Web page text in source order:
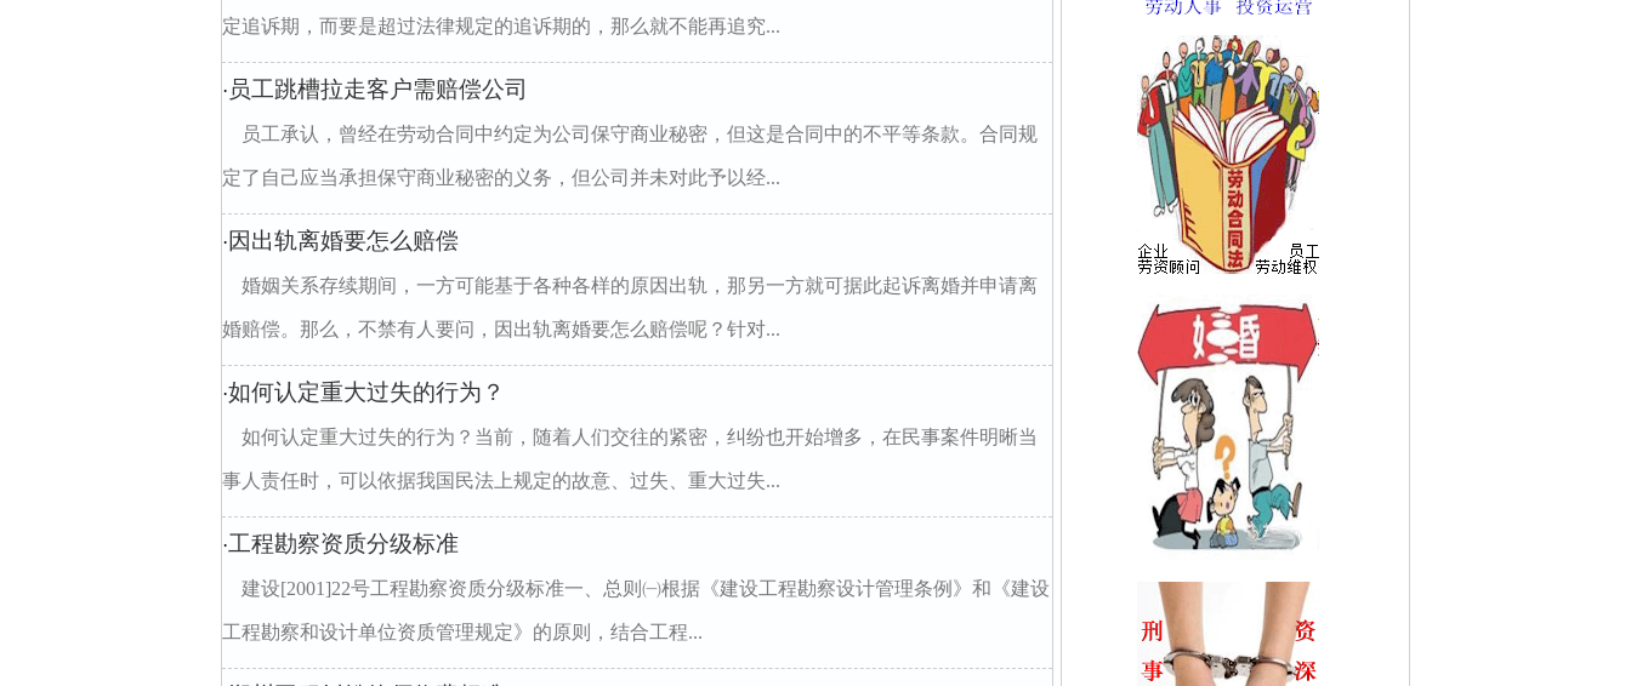
定追诉期，而要是超过法律规定的追诉期的，那么就不能再追究...
· 员工跳槽拉走客户需赔偿公司
员工承认，曾经在劳动合同中约定为公司保守商业秘密，但这是合同中的不平等条款。合同规
定了自己应当承担保守商业秘密的义务，但公司并未对此予以经...
· 因出轨离婚要怎么赔偿
婚姻关系存续期间，一方可能基于各种各样的原因出轨，那另一方就可据此起诉离婚并申请离
婚赔偿。那么，不禁有人要问，因出轨离婚要怎么赔偿呢？针对...
·如何认定重大过失的行为？
如何认定重大过失的行为？当前，随着人们交往的紧密，纠纷也开始增多，在民事案件明晰当
事人责任时，可以依据我国民法上规定的故意、过失、重大过失...
·工程勘察资质分级标准
建设[2001]22号工程勘察资质分级标准一、总则㈠根据《建设工程勘察设计管理条例》和《建设
工程勘察和设计单位资质管理规定》的原则，结合工程...